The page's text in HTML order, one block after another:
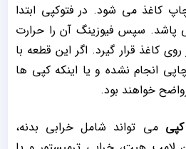
کاغذ می شود. در فتوکپی ابتدا
پاشد. سپس فیوزینگ آن را حرارت
کاغذ قرار گیرد. اگر این قطعه با
انجام نشده و یا اینکه کپی ها
خواهند بود.
می تواند شامل خرابی بدنه،